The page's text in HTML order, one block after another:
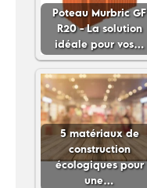
Poteau Murbric GF
R20 - La solution
idéale pour vos…
5 matériaux de
construction
écologiques pour
une…